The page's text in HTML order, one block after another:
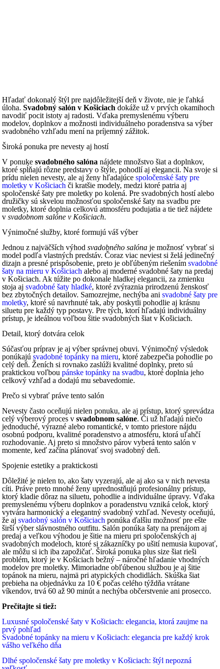
Hľadať dokonalý štýl pre najdôležitejší deň v živote, nie je ľahká
úloha.Svadobný salón v Košiciach dokáže už v prvých okamihoch
navodiť pocit istoty aj radosti. Vďaka premyslenému výberu
modelov, doplnkov a možnosti individuálneho poradenstva sa výber
svadobného vzhľadu mení na príjemný zážitok.
Široká ponuka pre nevesty aj hostí
V ponukesvadobného salóna nájdete množstvo šiat a doplnkov,
ktoré spĺňajú rôzne predstavy o štýle, pohodlí aj elegancii. Na svoje si
prídu nielen nevesty, ale aj ženy hľadajúce spoločenské šaty pre
moletky v Košiciach či kratšie modely, medzi ktoré patria aj
spoločenské šaty pre moletky po kolená. Pre svadobných hostí alebo
družičky sú skvelou možnosťou spoločenské šaty na svadbu pre
moletky, ktoré doplnia celkovú atmosféru podujatia a tie tiež nájdete
vsvadobnom salóne v Košiciach.
Výnimočné služby, ktoré formujú váš výber
Jednou z najväčších výhodsvadobného salónaje možnosť vybrať si
model podľa vlastných predstáv. Čoraz viac neviest si želá jedinečný
dizajn a presné prispôsobenie, preto je obľúbeným riešenímsvadobné
šaty na mieru v Košiciach alebo aj moderné svadobné šaty na predaj
v Košiciach. Ak túžite po dokonale hladkej elegancii, za zmienku
stoja aj svadobné šaty hladké, ktoré zvýraznia prirodzenú ženskosť
bez zbytočných detailov. Samozrejme, nechýba ani svadobné šaty pre
moletky, ktoré sú navrhnuté tak, aby poskytli pohodlie aj krásnu
siluetu pre každý typ postavy. Pre tých, ktorí hľadajú individuálny
prístup, je ideálnou voľbou šitie svadobných šiat v Košiciach.
Detail, ktorý dotvára celok
Súčasťou príprav je aj výber správnej obuvi. Výnimočný výsledok
ponúkajú svadobné topánky na mieru, ktoré zabezpečia pohodlie po
celý deň. Ženích si rovnako zaslúži kvalitné doplnky, preto sú
praktickou voľbou pánske topánky na svadbu, ktoré doplnia jeho
celkový vzhľad a dodajú mu sebavedomie.
Prečo si vybrať práve tento salón
Nevesty často oceňujú nielen ponuku, ale aj prístup, ktorý sprevádza
celý výberový proces vsvadobnom salóne. Či už hľadajú niečo
jednoduché, výrazné alebo romantické, v tomto priestore nájdu
osobnú podporu, kvalitné poradenstvo a atmosféru, ktorá uľahčí
rozhodovanie. Aj preto si množstvo párov vyberá tento salón v
momente, keď začína plánovať svoj svadobný deň.
Spojenie estetiky a praktickosti
Dôležité je nielen to, ako šaty vyzerajú, ale aj ako sa v nich nevesta
cíti. Práve preto mnohé ženy uprednostňujú profesionálny prístup,
ktorý kladie dôraz na siluetu, pohodlie a individuálne úpravy. Vďaka
premyslenému výberu doplnkov a poradenstvu vzniká celok, ktorý
vytvára harmonický a elegantný svadobný vzhľad. Nevesty oceňujú,
že ajsvadobný salón v Košiciach ponúka ďalšiu možnosť pre ešte
širší výber slávnostného outfitu. Salón ponúka šaty na prenájom aj
predaj a veľkou výhodou je šitie na mieru pri spoločenských aj
svadobných modeloch, ktoré si zákazníčky po ušití nemusia kupovať,
ale môžu si ich iba zapožičať. Široká ponuka plus size šiat rieši
problém, ktorý je v Košiciach bežný – náročné hľadanie vhodných
modelov pre moletky. Mimoriadne obľúbenou službou je aj šitie
topánok na mieru, najmä pri atypických chodidlách. Skúška šiat
prebieha na objednávku za 10 € počas celého týždňa vrátane
víkendov, trvá 60 až 90 minút a nechýba občerstvenie ani prosecco.
Prečítajte si tiež:
Luxusné spoločenské šaty v Košiciach: elegancia, ktorá zaujme na
prvý pohľad
Svadobné topánky na mieru v Košiciach: elegancia pre každý krok
vášho veľkého dňa
Dlhé spoločenské šaty pre moletky v Košiciach: štýl nepozná